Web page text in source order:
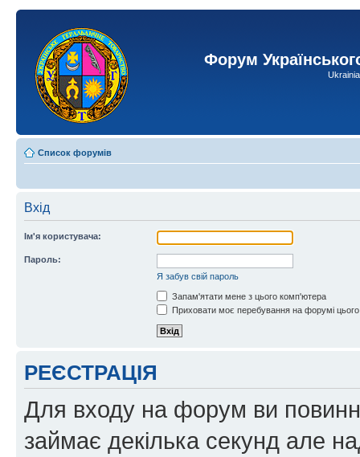
Форум
Список форумів
Вхід
Ім'я користувача:
Пароль:
Я забув свій пароль
Запам'ятати мене з цього комп'ютера
Приховати моє перебування на форумі
РЕЄСТРАЦІЯ
Для входу на форум ви
займає декілька секунд але